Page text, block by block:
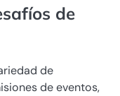
de
de
de eventos,